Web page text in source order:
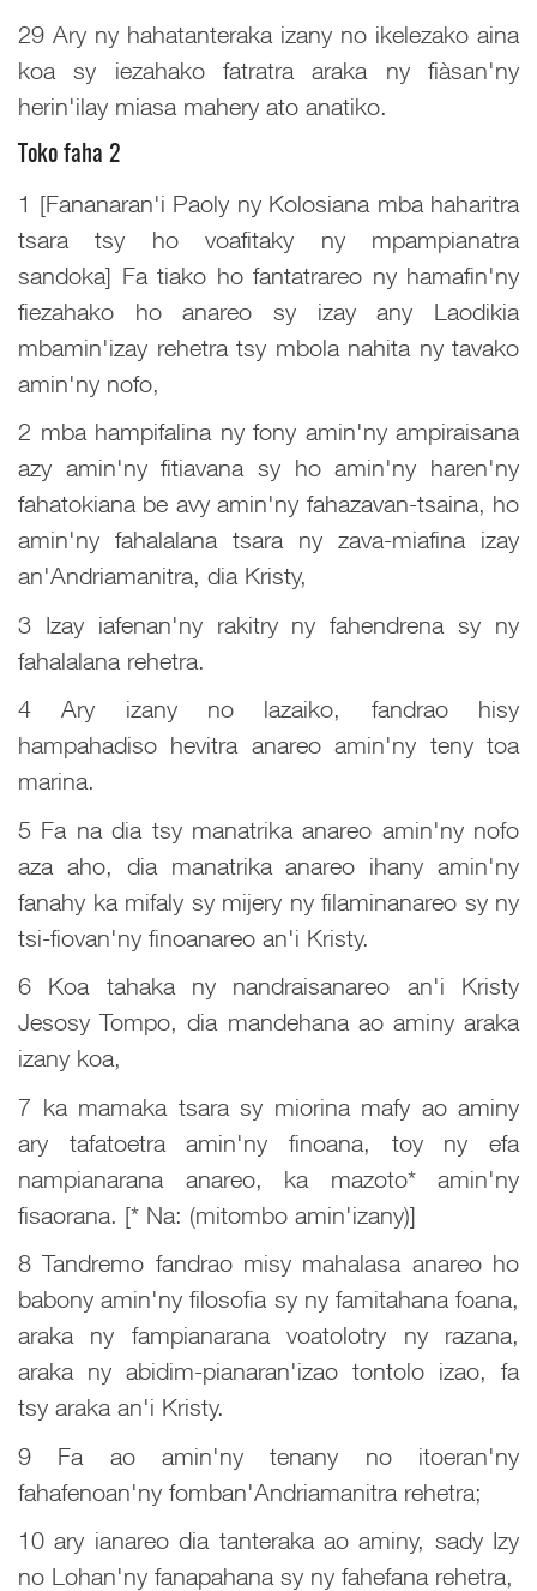
29 Ary ny hahatanteraka izany no ikelezako aina
koa sy iezahako fatratra araka ny fiàsan'ny
herin'ilay miasa mahery ato anatiko.
Toko faha 2
1 [Fananaran'i Paoly ny Kolosiana mba haharitra
tsara tsy ho voafitaky ny mpampianatra
sandoka] Fa tiako ho fantatrareo ny hamafin'ny
fiezahako ho anareo sy izay any Laodikia
mbamin'izay rehetra tsy mbola nahita ny tavako
amin'ny nofo,
2 mba hampifalina ny fony amin'ny ampiraisana
azy amin'ny fitiavana sy ho amin'ny haren'ny
fahatokiana be avy amin'ny fahazavan-tsaina, ho
amin'ny fahalalana tsara ny zava-miafina izay
an'Andriamanitra, dia Kristy,
3 Izay iafenan'ny rakitry ny fahendrena sy ny
fahalalana rehetra.
4 Ary izany no lazaiko, fandrao hisy
hampahadiso hevitra anareo amin'ny teny toa
marina.
5 Fa na dia tsy manatrika anareo amin'ny nofo
aza aho, dia manatrika anareo ihany amin'ny
fanahy ka mifaly sy mijery ny filaminanareo sy ny
tsi-fiovan'ny finoanareo an'i Kristy.
6 Koa tahaka ny nandraisanareo an'i Kristy
Jesosy Tompo, dia mandehana ao aminy araka
izany koa,
7 ka mamaka tsara sy miorina mafy ao aminy
ary tafatoetra amin'ny finoana, toy ny efa
nampianarana anareo, ka mazoto* amin'ny
fisaorana. [* Na: (mitombo amin'izany)]
8 Tandremo fandrao misy mahalasa anareo ho
babony amin'ny filosofia sy ny famitahana foana,
araka ny fampianarana voatolotry ny razana,
araka ny abidim-pianaran'izao tontolo izao, fa
tsy araka an'i Kristy.
9 Fa ao amin'ny tenany no itoeran'ny
fahafenoan'ny fomban'Andriamanitra rehetra;
10 ary ianareo dia tanteraka ao aminy, sady Izy
no Lohan'ny fanapahana sy ny fahefana rehetra,